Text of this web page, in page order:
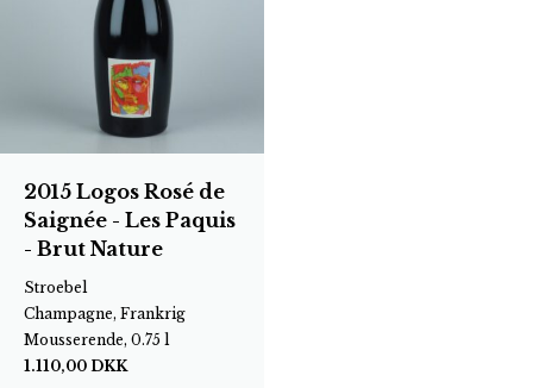
2015 Logos Rosé de
Saignée - Les Paquis
- Brut Nature
Stroebel
Champagne, Frankrig
Mousserende, 0.75 l
1.110,00 DKK